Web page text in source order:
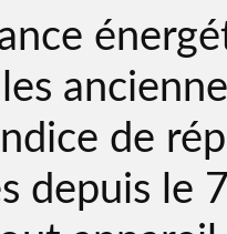
de
depuis le